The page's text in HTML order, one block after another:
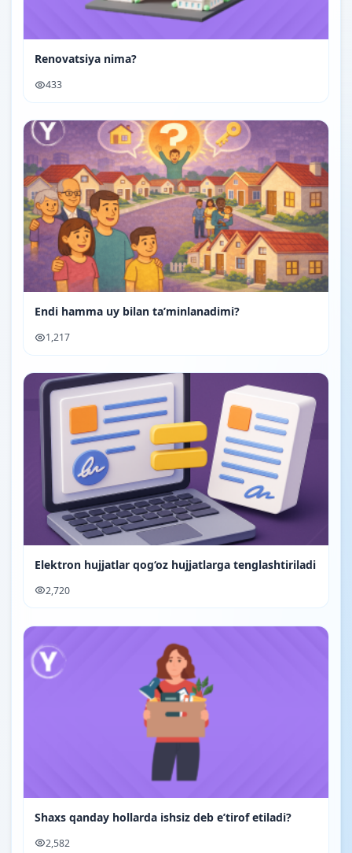
Renovatsiya nima?
433
Endi hamma uy bilan ta’minlanadimi?
1,217
Elektron hujjatlar qog‘oz hujjatlarga tenglashtiriladi
2,720
Shaxs qanday hollarda ishsiz deb e’tirof etiladi?
2,582